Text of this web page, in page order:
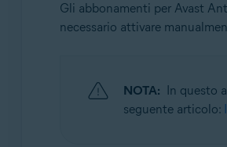
Gli abbonamenti per Avast
necessario attivare
NOTA: In questo
seguente articolo: